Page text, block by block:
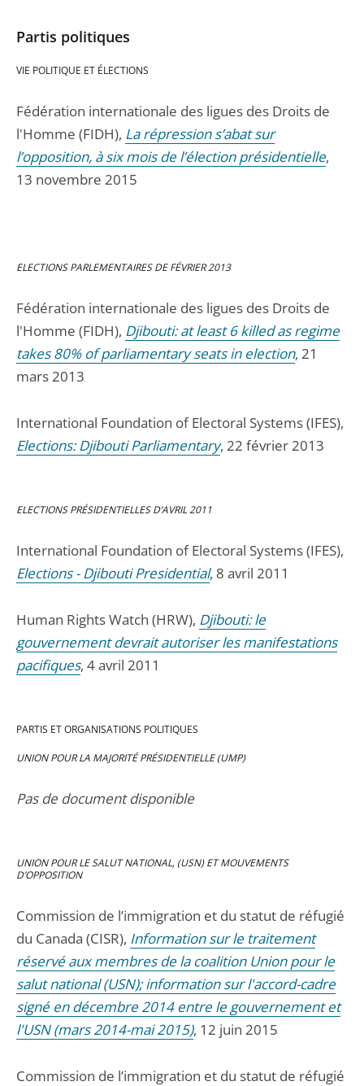
Partis politiques
VIE POLITIQUE ET ÉLECTIONS
Fédération internationale des ligues des Droits de
l'Homme (FIDH), La répression s’abat sur
l’opposition, à six mois de l’élection présidentielle,
13 novembre 2015
ELECTIONS PARLEMENTAIRES DE FÉVRIER 2013
Fédération internationale des ligues des Droits de
l'Homme (FIDH), Djibouti: at least 6 killed as regime
takes 80% of parliamentary seats in election, 21
mars 2013
International Foundation of Electoral Systems (IFES),
Elections: Djibouti Parliamentary, 22 février 2013
ELECTIONS PRÉSIDENTIELLES D’AVRIL 2011
International Foundation of Electoral Systems (IFES),
Elections - Djibouti Presidential, 8 avril 2011
Human Rights Watch (HRW), Djibouti: le
gouvernement devrait autoriser les manifestations
pacifiques, 4 avril 2011
PARTIS ET ORGANISATIONS POLITIQUES
UNION POUR LA MAJORITÉ PRÉSIDENTIELLE (UMP)
Pas de document disponible
UNION POUR LE SALUT NATIONAL, (USN) ET MOUVEMENTS
D’OPPOSITION
Commission de l’immigration et du statut de réfugié
du Canada (CISR), Information sur le traitement
réservé aux membres de la coalition Union pour le
salut national (USN); information sur l'accord-cadre
signé en décembre 2014 entre le gouvernement et
l'USN (mars 2014-mai 2015), 12 juin 2015
Commission de l’immigration et du statut de réfugié